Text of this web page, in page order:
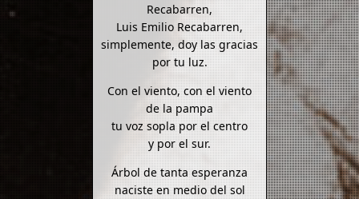
Recabarren,
Luis Emilio Recabarren,
simplemente, doy las gracias
por tu luz.
Con el viento, con el viento
de la pampa
tu voz sopla por el centro
y por el sur.
Árbol de tanta esperanza
naciste en medio del sol